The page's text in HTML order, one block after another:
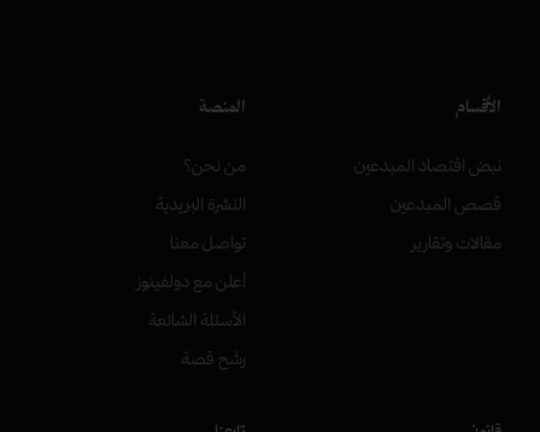
الأقسام
نبض اقتصاد المبدعين
قصص المبدعين
مقالات وتقارير
المنصة
من نحن؟
النشرة البريدية
تواصل معنا
أعلن مع دولفينوز
الأسئلة الشائعة
رشّح قصة